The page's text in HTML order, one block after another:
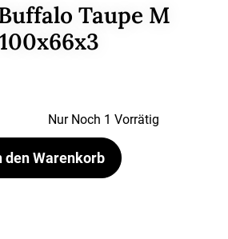
Taupe M
100x66x3
Nur Noch 1 Vorrätig
den Warenkorb